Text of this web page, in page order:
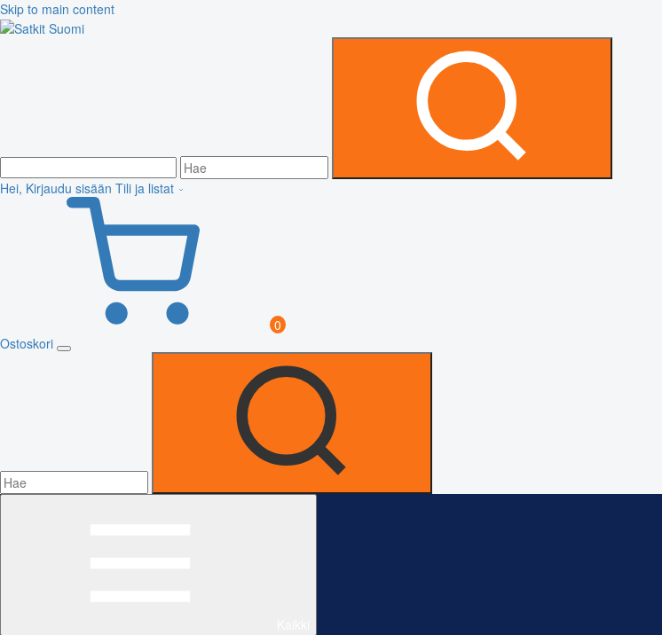
Skip to main content
Hei, Kirjaudu sisään Tili ja listat
0
Ostoskori